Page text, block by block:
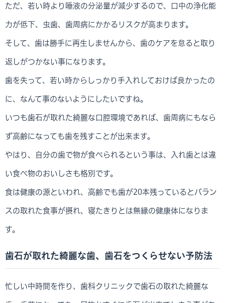
ただ、若い時より唾液の分泌量が減少するので、口中の浄化能
力が低下、虫歯、歯周病にかかるリスクが高まります。
そして、歯は勝手に再生しませんから、歯のケアを怠ると取り
返しがつかない事になります。
歯を失って、若い時からしっかり手入れしておけば良かったの
に、なんて事のないようにしたいですね。
いつも歯石が取れた綺麗な口腔環境であれば、歯周病にもなら
ず高齢になっても歯を残すことが出来ます。
やはり、自分の歯で物が食べられるという事は、入れ歯とは違
い食べ物のおいしさも格別です。
食は健康の源といわれ、高齢でも歯が20本残っているとバラン
スの取れた食事が摂れ、寝たきりとは無縁の健康体になりま
す。
歯石が取れた綺麗な歯、歯石をつくらせない予防法
忙しい中時間を作り、歯科クリニックで歯石の取れた綺麗な